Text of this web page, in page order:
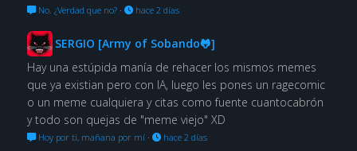
No. ¿Verdad que no?· hace 2 días
SERGIO [Army of Sobando🐸]
Hay una estúpida manía de rehacer los mismos memes
que ya existian pero con IA, luego les pones un ragecomic
o un meme cualquiera y citas como fuente cuantocabrón
y todo son quejas de "meme viejo" XD
Hoy por ti, mañana por mí· hace 2 días